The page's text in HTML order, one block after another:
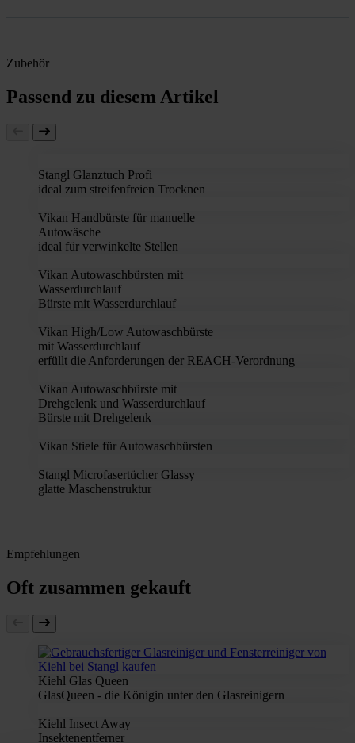
Zubehör
Passend zu diesem Artikel
Stangl Glanztuch Profi
ideal zum streifenfreien Trocknen
Vikan Handbürste für manuelle
Autowäsche
ideal für verwinkelte Stellen
Vikan Autowaschbürsten mit
Wasserdurchlauf
Bürste mit Wasserdurchlauf
Vikan High/Low Autowaschbürste
mit Wasserdurchlauf
erfüllt die Anforderungen der REACH-Verordnung
Vikan Autowaschbürste mit
Drehgelenk und Wasserdurchlauf
Bürste mit Drehgelenk
Vikan Stiele für Autowaschbürsten
Stangl Microfasertücher Glassy
glatte Maschenstruktur
Empfehlungen
Oft zusammen gekauft
Kiehl Glas Queen
GlasQueen - die Königin unter den Glasreinigern
Kiehl Insect Away
Insektenentferner